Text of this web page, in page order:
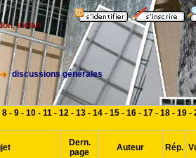
,indian,
discussions générales
8 - 9 - 10 - 11 - 12 - 13 - 14 - 15 - 16 - 17 - 18 - 19 -
Dern.
page
Auteur Rép.